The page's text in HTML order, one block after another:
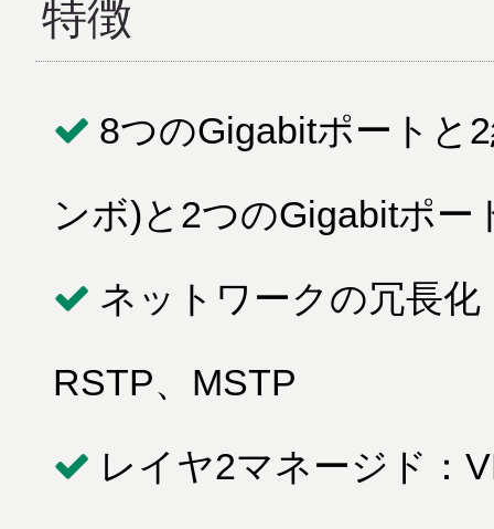
特徴
8つのGigabitポートと
ンボ)と2つのGigabitポー
ネットワークの冗長
RSTP、MSTP
レイヤ2マネージド：